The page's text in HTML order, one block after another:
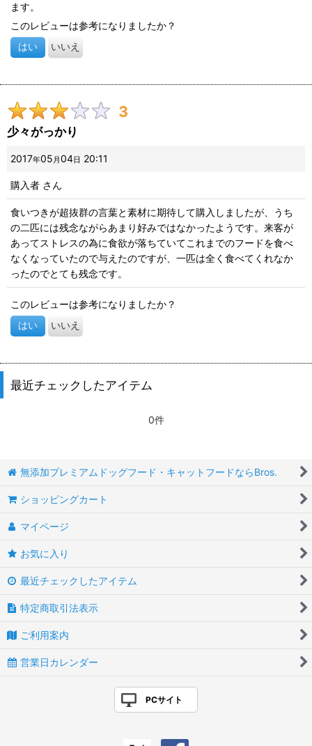
ます。
このレビューは参考になりましたか？
はい いいえ
3
少々がっかり
2017年05 月 04日 20:11
購入者 さん
食いつきが超抜群の言葉と素材に期待して購入しましたが、うち
の二匹には残念ながらあまり好みではなかったようです。来客が
あってストレスの為に食欲が落ちていてこれまでのフードを食べ
なくなっていたので与えたのですが、一匹は全く食べてくれなか
ったのでとても残念です。
このレビューは参考になりましたか？
はい いいえ
最近チェックしたアイテム
0件
無添加プレミアムドッグフード・キャットフードならBros.
ショッピングカート
マイページ
お気に入り
最近チェックしたアイテム
特定商取引法表示
ご利用案内
営業日カレンダー
PCサイト